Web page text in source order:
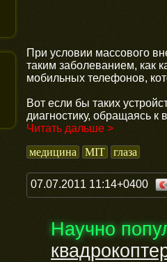
При условии массового
таким заболеванием, как
мобильных телефонов,
Вот если бы таких
диагностику, обращаясь
Читать дальше >
медицина
MIT глаза
07.07.2011 11:14+0400
Научно